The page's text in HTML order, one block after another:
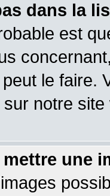
dans la
est
le faire.
notre site
une